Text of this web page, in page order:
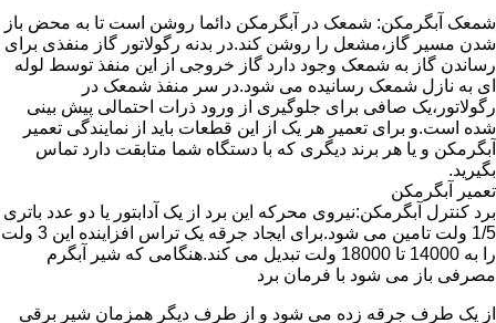
شمعک آبگرمکن: شمعک در آبگرمکن دائما روشن است تا به محض باز
شدن مسیر گاز،مشعل را روشن کند.در بدنه رگولاتور گاز منفذی برای
رساندن گاز به شمعک وجود دارد گاز خروجی از این منفذ توسط لوله
ای به نازل شمعک رسانیده می شود.در سر منفذ شمعک در
رگولاتور،یک صافی برای جلوگیری از ورود ذرات احتمالی پیش بینی
شده است.و برای تعمیر هر یک از این قطعات باید از نمایندگی تعمیر
آبگرمکن و یا هر برند دیگری که با دستگاه شما متابقت دارد تماس
بگیرید.
تعمیر آبگرمکن
برد کنترل آبگرمکن:نیروی محرکه این برد از یک آدابتور یا دو عدد باتری
1/5 ولت تامین می شود.برای ایجاد جرقه یک تراس افزاینده این 3 ولت
را به 14000 تا 18000 ولت تبدیل می کند.هنگامی که شیر آبگرم
مصرفی باز می شود با فرمان برد
از یک طرف جرقه زده می شود و از طرف دیگر همزمان شیر برقی